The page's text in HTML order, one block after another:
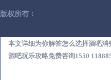
本文详细为你解答怎么选择酒吧消
酒吧玩乐攻略免费咨询1550
版权所有：